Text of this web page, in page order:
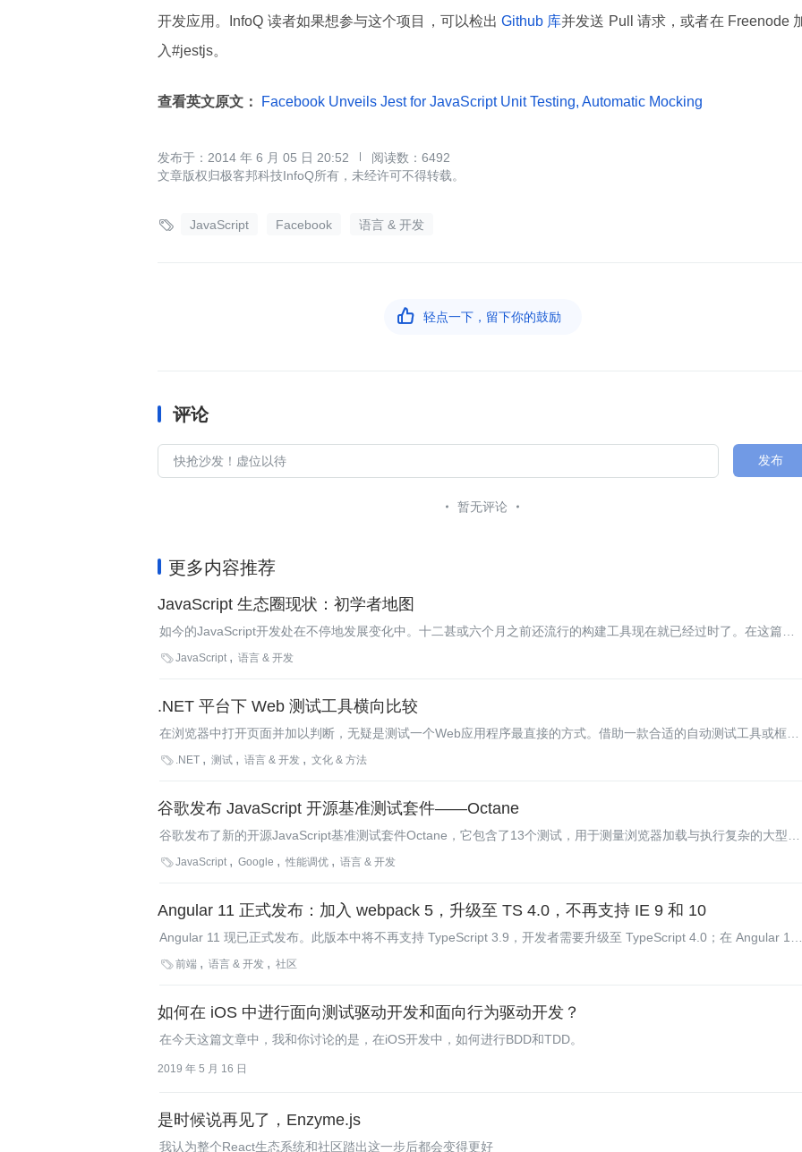
开发应用。InfoQ 读者如果想参与这个项目，可以检出 Github 库并发送 Pull 请求，或者在 Freenode
入#jestjs。
查看英文原文： Facebook Unveils Jest for JavaScript Unit Testing, Automatic Mocking
2014 年 6 月 05 日 20:52
6492
文章版权归极客邦科技InfoQ所有，未经许可不得转载。
 JavaScript Facebook 语言 & 开发
 轻点一下，留下你的鼓励
评论
发布
暂无评论
更多内容推荐
JavaScript 生态圈现状：初学者地图
如今的JavaScript开发处在不停地发展变化中。十二甚或六个月之前还流行的构建工具现在就已经过时了。在这篇文
章中，Bonnie Eisenman为JavaScript初学者绘制了一幅地图，帮助他们开启JavaScript之旅。对于经验更丰富的
JavaScript开发人员，Bonnie简短地说明了社区处于什么状态以及新项目使用什么技术。
JavaScript 语言 & 开发
.NET 平台下 Web 测试工具横向比较
在浏览器中打开页面并加以判断，无疑是测试一个Web应用程序最直接的方式。借助一款合适的自动测试工具或框
架，测试人员就可以在一定程度上从繁重的手动测试工作中解放出来。目前社区中已经出现了几款.NET平台下的Web
测试框架，测试人员现在就可以使用自己最熟悉的语言来实现同样的功能，并与自己的开发环境无缝集成。本文即对
 .NET 测试 语言 & 开发 文化 & 方法
谷歌发布 JavaScript 开源基准测试套件——Octane
谷歌发布了新的开源JavaScript基准测试套件Octane，它包含了13个测试，用于测量浏览器加载与执行复杂的大型
JavaScript Google 性能调优 语言 & 开发
Angular 11 正式发布：加入 webpack 5，升级至 TS 4.0，不再支持 IE 9 和 10
Angular 11 现已正式发布。此版本中将不再支持 TypeScript 3.9，开发者需要升级至 TypeScript 4.0；在 Angular 10
中，已经弃用 IE 9、10 和 IE mobile 支持，此次 v11 版本中将完全删除 IE 9、10 和 IE mobile 支持。版本 11.0.0 马
上就要发布了，我们为全球各地的 Angular 开发人员提供了一些很棒的更新内容。这一版本的更新遍布整个平台，包
前端 语言 & 开发 社区
如何在 iOS 中进行面向测试驱动开发和面向行为驱动开发？
在今天这篇文章中，我和你讨论的是，在iOS开发中，如何进行BDD和TDD。
2019 年 5 月 16 日
是时候说再见了，Enzyme.js
我认为整个React生态系统和社区踏出这一步后都会变得更好